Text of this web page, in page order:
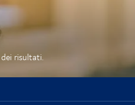
risultati.